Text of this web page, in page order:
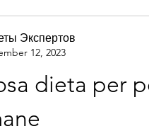
Экспертов
12, 2023
dieta per